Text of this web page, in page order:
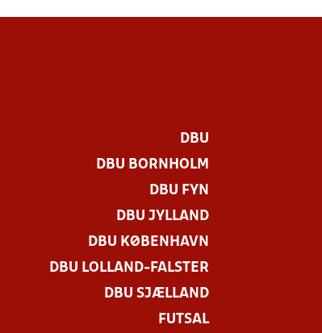
DBU
DBU BORNHOLM
DBU FYN
DBU JYLLAND
DBU KØBENHAVN
DBU LOLLAND-FALSTER
DBU SJÆLLAND
FUTSAL